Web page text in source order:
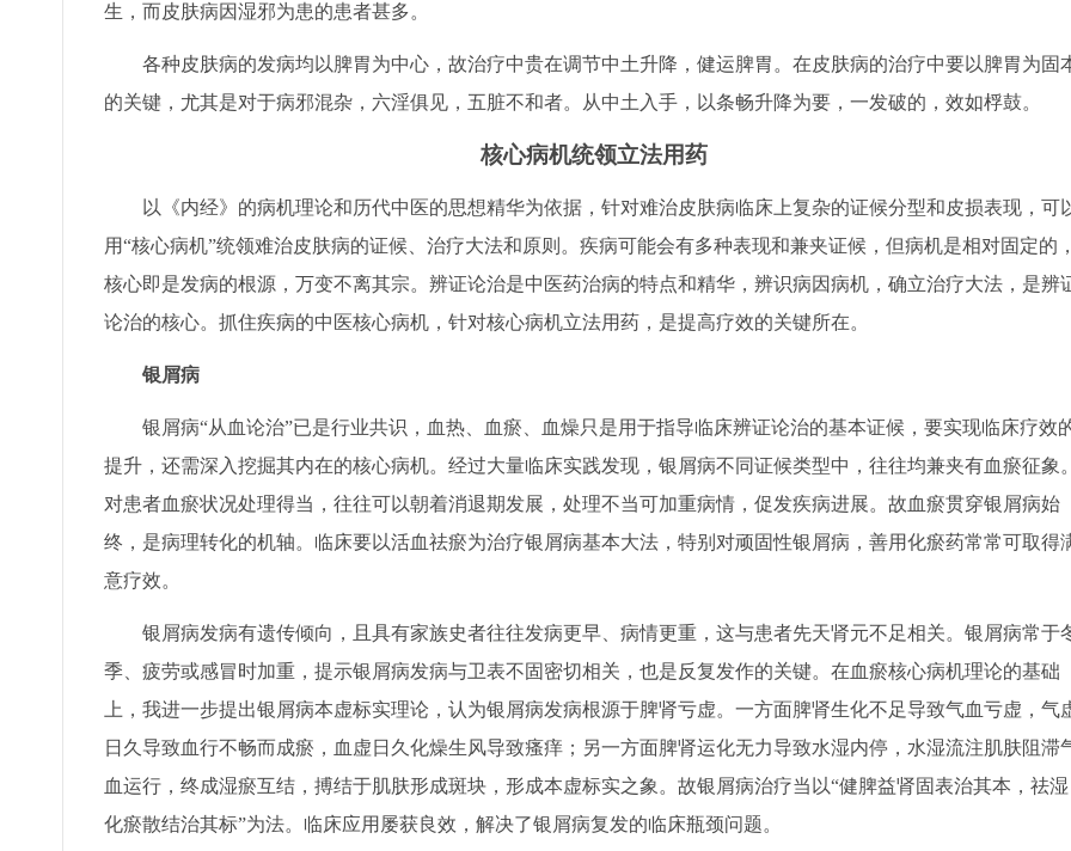
生，而皮肤病因湿邪为患的患者甚多。
各种皮肤病的发病均以脾胃为中心，故治疗中贵在调节中土升降，健运脾胃。在皮肤病的治疗中要以脾胃为固
的关键，尤其是对于病邪混杂，六淫俱见，五脏不和者。从中土入手，以条畅升降为要，一发破的，效如桴鼓。
核心病机统领立法用药
以《内经》的病机理论和历代中医的思想精华为依据，针对难治皮肤病临床上复杂的证候分型和皮损表现，可
用“核心病机”统领难治皮肤病的证候、治疗大法和原则。疾病可能会有多种表现和兼夹证候，但病机是相对固定的，
核心即是发病的根源，万变不离其宗。辨证论治是中医药治病的特点和精华，辨识病因病机，确立治疗大法，是辨
论治的核心。抓住疾病的中医核心病机，针对核心病机立法用药，是提高疗效的关键所在。
银屑病
银屑病“从血论治”已是行业共识，血热、血瘀、血燥只是用于指导临床辨证论治的基本证候，要实现临床疗效
提升，还需深入挖掘其内在的核心病机。经过大量临床实践发现，银屑病不同证候类型中，往往均兼夹有血瘀征象。
对患者血瘀状况处理得当，往往可以朝着消退期发展，处理不当可加重病情，促发疾病进展。故血瘀贯穿银屑病始
终，是病理转化的机轴。临床要以活血祛瘀为治疗银屑病基本大法，特别对顽固性银屑病，善用化瘀药常常可取得
意疗效。
银屑病发病有遗传倾向，且具有家族史者往往发病更早、病情更重，这与患者先天肾元不足相关。银屑病常于
季、疲劳或感冒时加重，提示银屑病发病与卫表不固密切相关，也是反复发作的关键。在血瘀核心病机理论的基础
上，我进一步提出银屑病本虚标实理论，认为银屑病发病根源于脾肾亏虚。一方面脾肾生化不足导致气血亏虚，气
日久导致血行不畅而成瘀，血虚日久化燥生风导致瘙痒；另一方面脾肾运化无力导致水湿内停，水湿流注肌肤阻滞
血运行，终成湿瘀互结，搏结于肌肤形成斑块，形成本虚标实之象。故银屑病治疗当以“健脾益肾固表治其本，祛湿
化瘀散结治其标”为法。临床应用屡获良效，解决了银屑病复发的临床瓶颈问题。